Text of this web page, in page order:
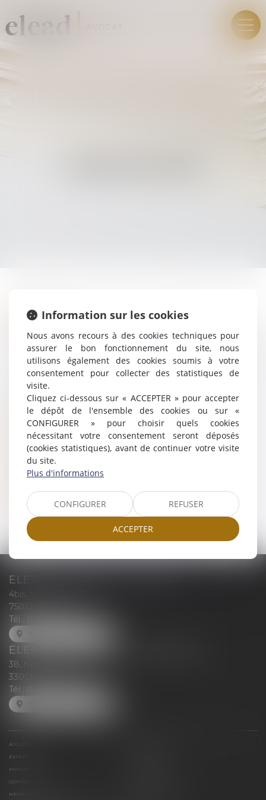
Présentation
Expertises
Droit des garanties, des sûretés et des mesures
d'exécution
Contentieux civil et commercial
Droit du crédit et de la consommation
Actualités
Honoraires
Espace client
Contact
Plan du site
Mentions légales
Politique de cookies
Politique de confidentialité
ELEAD AVOCAT (EI) - PARIS
4bis, rue Descombes
75017 PARIS
Tél :
ELEAD AVOCAT (EI) - BORDEAUX
38, rue Frantz Despagnet
33000 BORDEAUX
Tél :
ACCUEIL
EXPERTISES
HONORAIRES
CONTACT
MENTIONS LÉGALES
Information sur les cookies
Nous avons recours à des cookies techniques pour
assurer le bon fonctionnement du site, nous
utilisons également des cookies soumis à votre
consentement pour collecter des statistiques de
visite.
Cliquez ci-dessous sur « ACCEPTER » pour accepter
le dépôt de l'ensemble des cookies ou sur «
CONFIGURER » pour choisir quels cookies
nécessitant votre consentement seront déposés
(cookies statistiques), avant de continuer votre visite
du site.
Plus d'informations
CONFIGURER REFUSER
ACCEPTER